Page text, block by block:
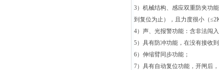
3）机械结构、感应双重防夹功
到复位为止），且力度很小（
4）声、光报警功能：含非法闯
5）具有防冲功能，在没有接收
6）伸缩臂同步功能；
7）具有自动复位功能，开闸后